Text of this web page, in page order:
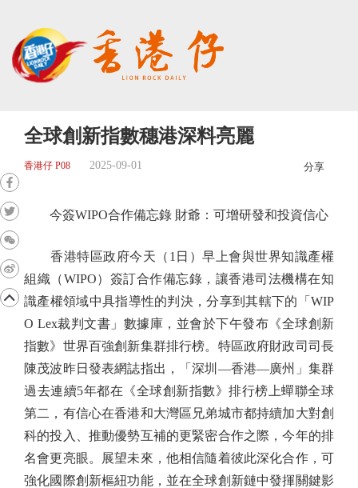
全球創新指數穗港深料亮麗
香港仔 P08 2025-09-01 分享
今簽WIPO合作備忘錄 財爺：可增研發和投資信心
香港特區政府今天（1日）早上會與世界知識產權
組織（WIPO）簽訂合作備忘錄，讓香港司法機構在知
識產權領域中具指導性的判決，分享到其轄下的「WIP
O Lex裁判文書」數據庫，並會於下午發布《全球創新
指數》世界百強創新集群排行榜。特區政府財政司司長
陳茂波昨日發表網誌指出，「深圳—香港—廣州」集群
過去連續5年都在《全球創新指數》排行榜上蟬聯全球
第二，有信心在香港和大灣區兄弟城市都持續加大對創
科的投入、推動優勢互補的更緊密合作之際，今年的排
名會更亮眼。展望未來，他相信隨着彼此深化合作，可
強化國際創新樞紐功能，並在全球創新鏈中發揮關鍵影